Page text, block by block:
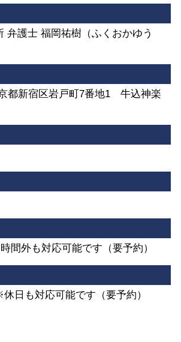
弁護士 福岡祐樹（ふくおかゆう
都新宿区岩戸町7番地1 牛込神楽
外も対応可能です（要予約）
日も対応可能です（要予約）